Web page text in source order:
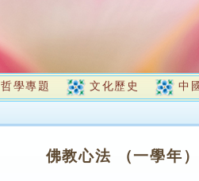
哲學專題 文化歷史 中
佛教心法 （一學年）